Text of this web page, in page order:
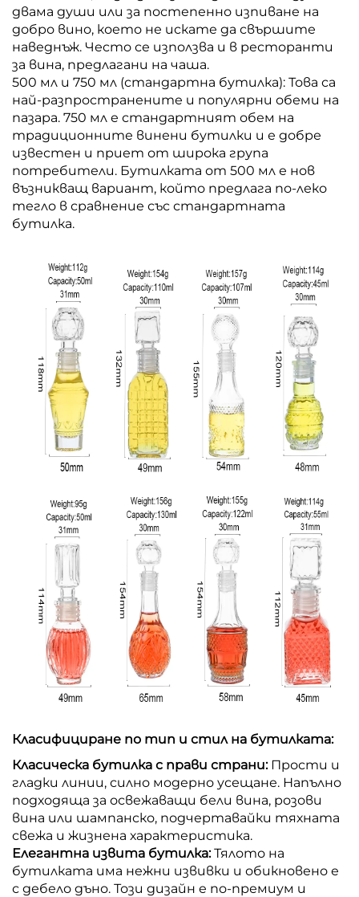
двама души или за постепенно изпиване на
добро вино, което не искате да свършите
наведнъж. Често се използва и в ресторанти
за вина, предлагани на чаша.
500 мл и 750 мл (стандартна бутилка): Това са
най-разпространените и популярни обеми на
пазара. 750 мл е стандартният обем на
традиционните винени бутилки и е добре
известен и приет от широка група
потребители. Бутилката от 500 мл е нов
възникващ вариант, който предлага по-леко
тегло в сравнение със стандартната
бутилка.
Класифициране по тип и стил на бутилката:
Класическа бутилка с прави страни: Прости и
гладки линии, силно модерно усещане. Напълно
подходяща за освежаващи бели вина, розови
вина или шампанско, подчертавайки тяхната
свежа и жизнена характеристика.
Елегантна извита бутилка:Тялото на
бутилката има нежни извивки и обикновено е
с дебело дъно. Този дизайн е по-премиум и